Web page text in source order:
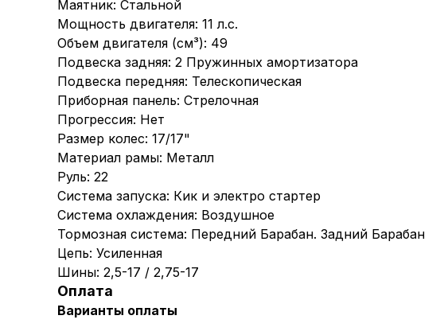
Маятник: Стальной
Мощность двигателя: 11 л.с.
Объем двигателя (см³): 49
Подвеска задняя: 2 Пружинных амортизатора
Подвеска передняя: Телескопическая
Приборная панель: Стрелочная
Прогрессия: Нет
Размер колес: 17/17"
Материал рамы: Металл
Руль: 22
Система запуска: Кик и электро стартер
Система охлаждения: Воздушное
Тормозная система: Передний Барабан. Задний Барабан
Цепь: Усиленная
Шины: 2,5-17 / 2,75-17
Оплата
Варианты оплаты